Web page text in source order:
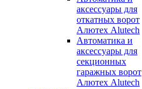
аксессуары для
откатных ворот
Алютех Alutech
Автоматика и
аксессуары для
секционных
гаражных ворот
Алютех Alutech